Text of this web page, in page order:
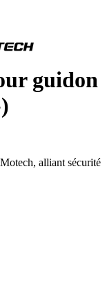
guidon
alliant sécurité